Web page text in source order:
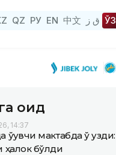
QZ РУ EN 中文 ق ز ЎЗ
оид
14:37
мактабда ўқ узди:
ҳалок бўлди